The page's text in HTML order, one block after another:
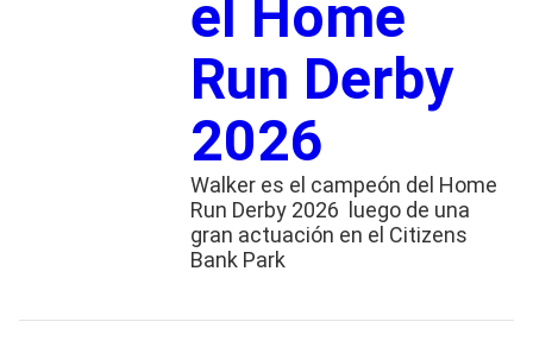
el Home
Run Derby
2026
Walker es el campeón del Home
Run Derby 2026 luego de una
gran actuación en el Citizens
Bank Park